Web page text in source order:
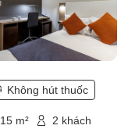
Không hút thuốc
15 m² 2 khách